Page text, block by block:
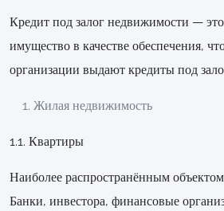
Кредит под залог недвижимости —
имущество в качестве обеспечения,
организации выдают кредиты под
Жилая недвижимость
1.1. Квартиры
Наиболее распространённым
Банки, инвестора, финансовые